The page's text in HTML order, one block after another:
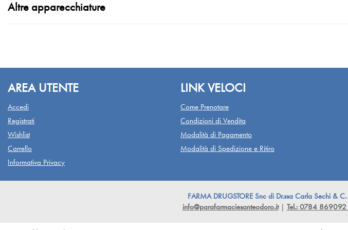
Altre apparecchiature
AREA UTENTE
Accedi
Registrati
Wishlist
Carrello
Informativa Privacy
LINK VELOCI
Come Prenotare
Condizioni di Vendita
Modalità di Pagamento
Modalità di Spedizione e Ritiro
FARMA DRUGSTORE Snc di Dr.ssa Carla Sechi & C.
info@parafarmaciesanteodoro.it| Tel.: 0784 869092